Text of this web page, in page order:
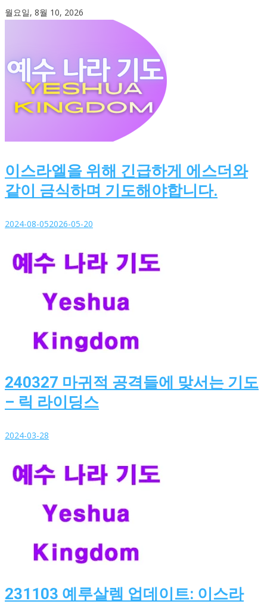
Skip
월요일, 8월 10, 2026
이스라엘을 위해 긴급하게 에스더와
같이 금식하며 기도해야합니다.
2024-08-052026-05-20
240327 마귀적 공격들에 맞서는 기도
– 릭 라이딩스
2024-03-28
231103 예루살렘 업데이트: 이스라